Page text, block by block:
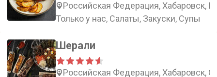
Российская Федерация, Хабаровск,
Только у нас, Салаты, Закуски, Супы
Шерали
Российская Федерация, Хабаровск,